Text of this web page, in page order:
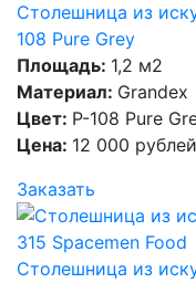
Столешница из
108 Pure Grey
Площадь: 1,2 м2
Материал: Grandex
Цвет: P-108 Pure
Цена: 12 000 рублей
Заказать
Столешница из